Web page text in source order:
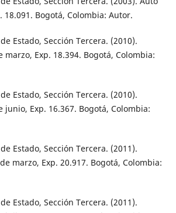
18.091. Bogotá, Colombia: Autor.
Estado, Sección Tercera. (2010).
marzo, Exp. 18.394. Bogotá, Colombia:
Estado, Sección Tercera. (2010).
junio, Exp. 16.367. Bogotá, Colombia:
Estado, Sección Tercera. (2011).
marzo, Exp. 20.917. Bogotá, Colombia:
Estado, Sección Tercera. (2011).